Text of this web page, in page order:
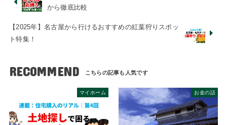
から徹底比較
【2025年】名古屋から行けるおすすめの紅葉狩りスポッ
ト特集！
RECOMMEND
マイホーム お金の話